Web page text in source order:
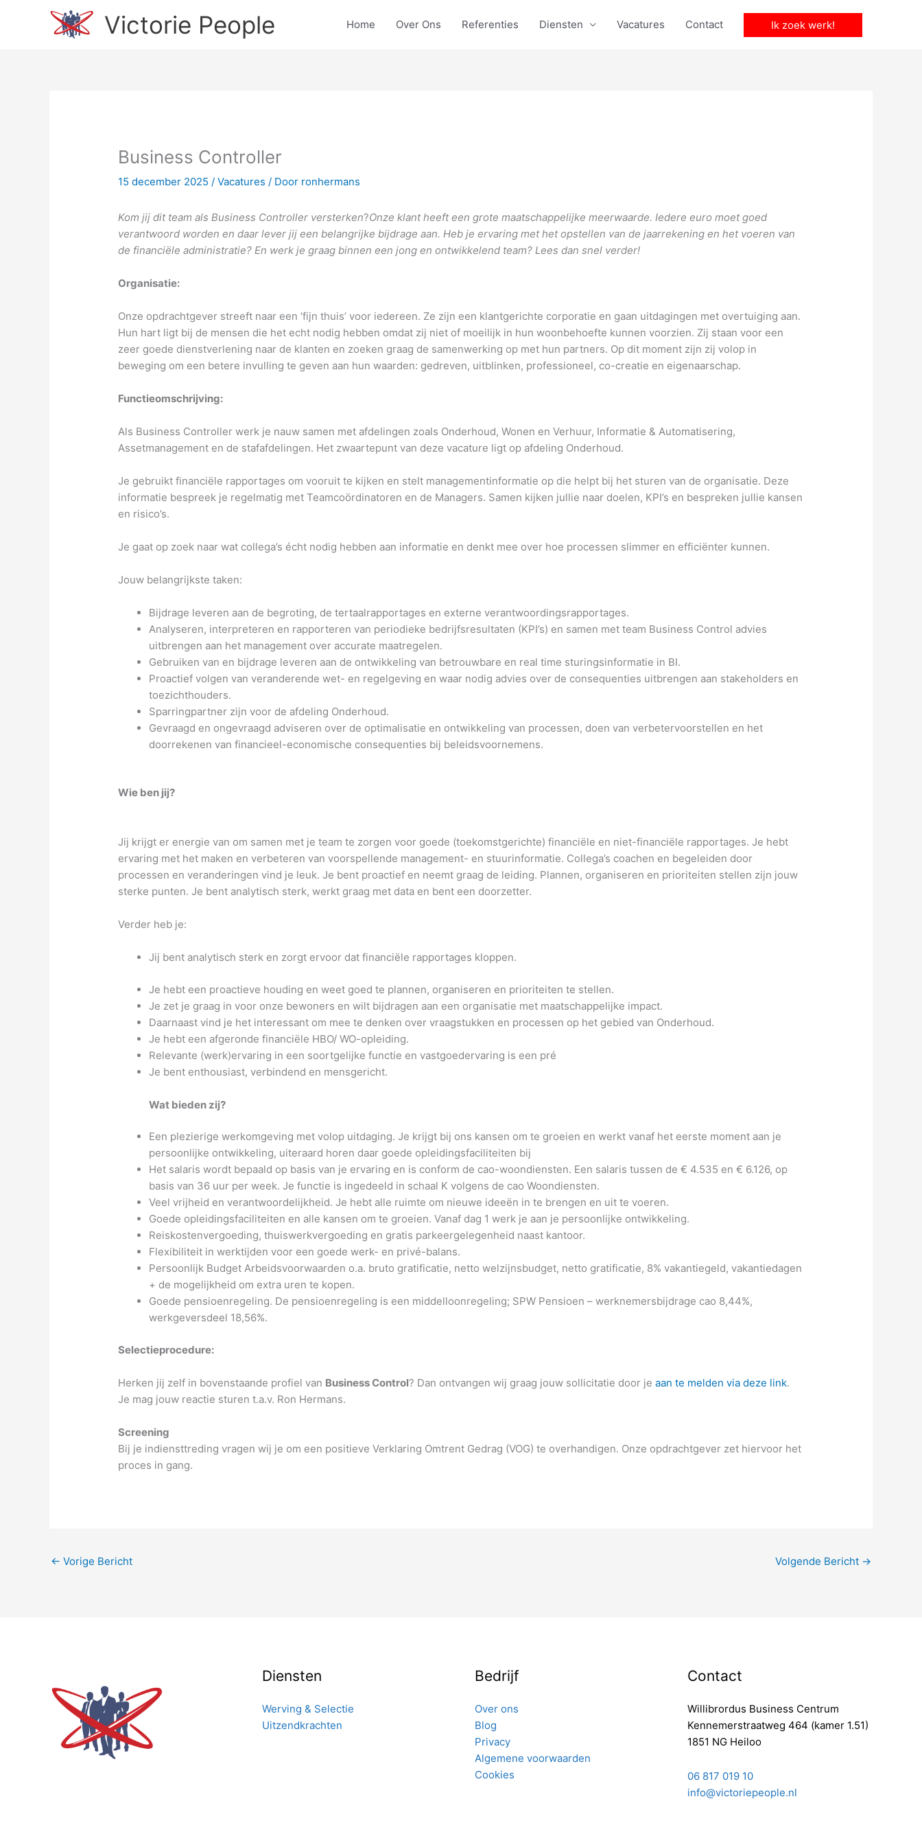
Victorie People Home Over Ons Referenties Diensten Vacatures Contact Ik zoek werk!
Business Controller
15 december 2025 /Vacatures / Door ronhermans
Kom jij dit team als Business Controller versterken?Onze klant heeft een grote maatschappelijke meerwaarde. Iedere euro moet goed
verantwoord worden en daar lever jij een belangrijke bijdrage aan. Heb je ervaring met het opstellen van de jaarrekening en het voeren van
de financiële administratie? En werk je graag binnen een jong en ontwikkelend team? Lees dan snel verder!
Organisatie:
Onze opdrachtgever streeft naar een ‘fijn thuis’ voor iedereen. Ze zijn een klantgerichte corporatie en gaan uitdagingen met overtuiging aan.
Hun hart ligt bij de mensen die het echt nodig hebben omdat zij niet of moeilijk in hun woonbehoefte kunnen voorzien. Zij staan voor een
zeer goede dienstverlening naar de klanten en zoeken graag de samenwerking op met hun partners. Op dit moment zijn zij volop in
beweging om een betere invulling te geven aan hun waarden: gedreven, uitblinken, professioneel, co-creatie en eigenaarschap.
Functieomschrijving:
Als Business Controller werk je nauw samen met afdelingen zoals Onderhoud, Wonen en Verhuur, Informatie & Automatisering,
Assetmanagement en de stafafdelingen. Het zwaartepunt van deze vacature ligt op afdeling Onderhoud.
Je gebruikt financiële rapportages om vooruit te kijken en stelt managementinformatie op die helpt bij het sturen van de organisatie. Deze
informatie bespreek je regelmatig met Teamcoördinatoren en de Managers. Samen kijken jullie naar doelen, KPI’s en bespreken jullie kansen
en risico’s.
Je gaat op zoek naar wat collega’s écht nodig hebben aan informatie en denkt mee over hoe processen slimmer en efficiënter kunnen.
Jouw belangrijkste taken:
Bijdrage leveren aan de begroting, de tertaalrapportages en externe verantwoordingsrapportages.
Analyseren, interpreteren en rapporteren van periodieke bedrijfsresultaten (KPI’s) en samen met team Business Control advies
uitbrengen aan het management over accurate maatregelen.
Gebruiken van en bijdrage leveren aan de ontwikkeling van betrouwbare en real time sturingsinformatie in BI.
Proactief volgen van veranderende wet- en regelgeving en waar nodig advies over de consequenties uitbrengen aan stakeholders en
toezichthouders.
Sparringpartner zijn voor de afdeling Onderhoud.
Gevraagd en ongevraagd adviseren over de optimalisatie en ontwikkeling van processen, doen van verbetervoorstellen en het
doorrekenen van financieel-economische consequenties bij beleidsvoornemens.
Wie ben jij?
Jij krijgt er energie van om samen met je team te zorgen voor goede (toekomstgerichte) financiële en niet-financiële rapportages. Je hebt
ervaring met het maken en verbeteren van voorspellende management- en stuurinformatie. Collega’s coachen en begeleiden door
processen en veranderingen vind je leuk. Je bent proactief en neemt graag de leiding. Plannen, organiseren en prioriteiten stellen zijn jouw
sterke punten. Je bent analytisch sterk, werkt graag met data en bent een doorzetter.
Verder heb je:
Jij bent analytisch sterk en zorgt ervoor dat financiële rapportages kloppen.
Je hebt een proactieve houding en weet goed te plannen, organiseren en prioriteiten te stellen.
Je zet je graag in voor onze bewoners en wilt bijdragen aan een organisatie met maatschappelijke impact.
Daarnaast vind je het interessant om mee te denken over vraagstukken en processen op het gebied van Onderhoud.
Je hebt een afgeronde financiële HBO/ WO-opleiding.
Relevante (werk)ervaring in een soortgelijke functie en vastgoedervaring is een pré
Je bent enthousiast, verbindend en mensgericht.
Wat bieden zij?
Een plezierige werkomgeving met volop uitdaging. Je krijgt bij ons kansen om te groeien en werkt vanaf het eerste moment aan je
persoonlijke ontwikkeling, uiteraard horen daar goede opleidingsfaciliteiten bij
Het salaris wordt bepaald op basis van je ervaring en is conform de cao-woondiensten. Een salaris tussen de € 4.535 en € 6.126, op
basis van 36 uur per week. Je functie is ingedeeld in schaal K volgens de cao Woondiensten.
Veel vrijheid en verantwoordelijkheid. Je hebt alle ruimte om nieuwe ideeën in te brengen en uit te voeren.
Goede opleidingsfaciliteiten en alle kansen om te groeien. Vanaf dag 1 werk je aan je persoonlijke ontwikkeling.
Reiskostenvergoeding, thuiswerkvergoeding en gratis parkeergelegenheid naast kantoor.
Flexibiliteit in werktijden voor een goede werk- en privé-balans.
Persoonlijk Budget Arbeidsvoorwaarden o.a. bruto gratificatie, netto welzijnsbudget, netto gratificatie, 8% vakantiegeld, vakantiedagen
+ de mogelijkheid om extra uren te kopen.
Goede pensioenregeling. De pensioenregeling is een middelloonregeling; SPW Pensioen – werknemersbijdrage cao 8,44%,
werkgeversdeel 18,56%.
Selectieprocedure:
Herken jij zelf in bovenstaande profiel van Business Control? Dan ontvangen wij graag jouw sollicitatie door jeaan te melden via deze link.
Je mag jouw reactie sturen t.a.v. Ron Hermans.
Screening
Bij je indiensttreding vragen wij je om een positieve Verklaring Omtrent Gedrag (VOG) te overhandigen. Onze opdrachtgever zet hiervoor het
proces in gang.
← Vorige Bericht Volgende Bericht →
Diensten
Werving & Selectie
Uitzendkrachten
Bedrijf
Over ons
Blog
Privacy
Algemene voorwaarden
Cookies
Contact
Willibrordus Business Centrum
Kennemerstraatweg 464 (kamer 1.51)
1851 NG Heiloo
06 817 019 10
info@victoriepeople.nl